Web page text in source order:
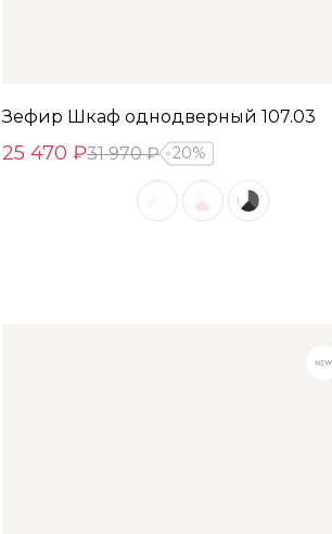
Зефир Шкаф однодверный 107.03
25 470 ₽31 970 ₽ 20%